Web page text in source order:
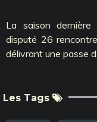
La saison
disputé 26
délivrant une passe
Les Tags